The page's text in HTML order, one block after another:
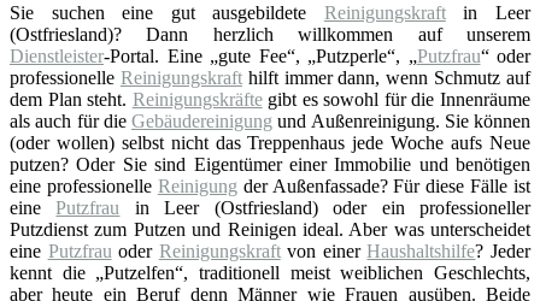
Sie suchen eine gut ausgebildete Reinigungskraftin Leer
(Ostfriesland)? Dann herzlich willkommen auf unserem
Dienstleister-Portal. Eine „gute Fee“, „Putzperle“, „Putzfrau“ oder
professionelle Reinigungskrafthilft immer dann, wenn Schmutz auf
dem Plan steht. Reinigungskräftegibt es sowohl für die Innenräume
als auch für die Gebäudereinigung und Außenreinigung. Sie können
(oder wollen) selbst nicht das Treppenhaus jede Woche aufs Neue
putzen? Oder Sie sind Eigentümer einer Immobilie und benötigen
eine professionelle Reinigung der Außenfassade? Für diese Fälle ist
einePutzfrau in Leer (Ostfriesland) oder ein professioneller
Putzdienst zum Putzen und Reinigen ideal. Aber was unterscheidet
eine Putzfrau oder Reinigungskraftvon einerHaushaltshilfe? Jeder
kennt die „Putzelfen“, traditionell meist weiblichen Geschlechts,
aber heute ein Beruf denn Männer wie Frauen ausüben. Beide